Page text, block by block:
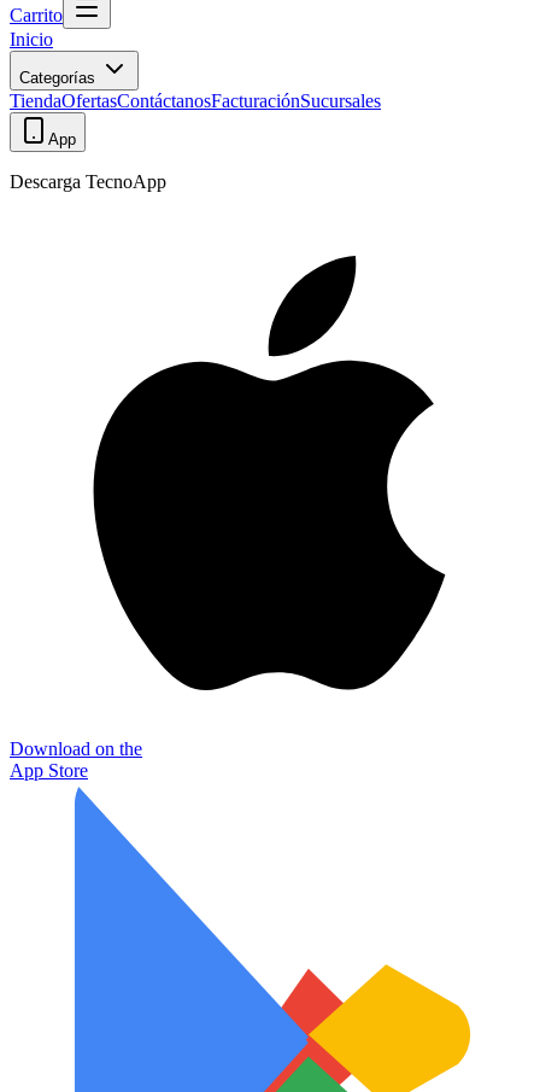
Carrito
Inicio
Categorías
TiendaOfertasContáctanosFacturaciónSucursales
App
Descarga TecnoApp
Download on the
App Store